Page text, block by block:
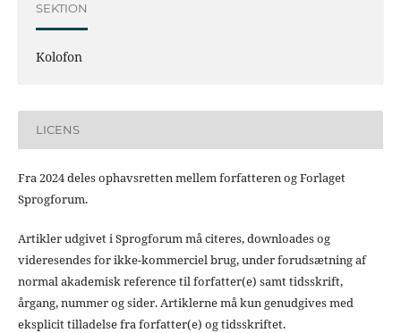
SEKTION
Kolofon
LICENS
Fra 2024 deles ophavsretten mellem forfatteren og Forlaget
Sprogforum.
Artikler udgivet i Sprogforum må citeres, downloades og
videresendes for ikke-kommerciel brug, under forudsætning af
normal akademisk reference til forfatter(e) samt tidsskrift,
årgang, nummer og sider. Artiklerne må kun genudgives med
eksplicit tilladelse fra forfatter(e) og tidsskriftet.